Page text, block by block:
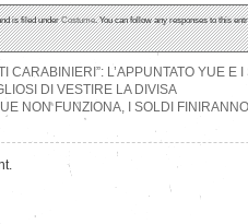
is filed underCostume. You can follow any responses to this
CARABINIERI”: L’APPUNTATO YUE E
DI VESTIRE LA DIVISA
NON FUNZIONA, I SOLDI